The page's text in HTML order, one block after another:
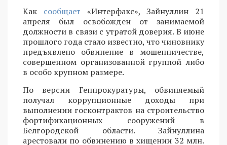
Как сообщает «Интерфакс», Зайнуллин 21
апреля был освобожден от занимаемой
должности в связи с утратой доверия. В июне
прошлого года стало известно, что чиновнику
предъявлено обвинение в мошенничестве,
совершенном организованной группой либо
в особо крупном размере.
По версии Генпрокуратуры, обвиняемый
получал коррупционные доходы при
выполнении госконтрактов на строительство
фортификационных сооружений в
Белгородской области. Зайнуллина
арестовали по обвинению в хищении 32 млн.